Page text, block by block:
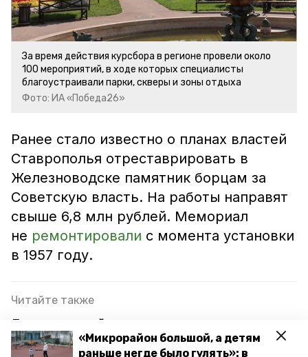
«Микрорайон большой, а детям
раньше негде было гулять»: в
За время действия курсбора в регионе провели около
100 мероприятий, в ходе которых специалисты
благоустраивали парки, скверы и зоны отдыха
Фото: ИА «Победа26»
Ранее стало известно о планах властей
Ставрополья отреставрировать в
Железноводске памятник борцам за
Советскую власть. На работы направят
свыше 6,8 млн рублей. Мемориал
не ремонтировали с момента установки
в 1957 году.
Читайте также
Лермонтовский сквер планируют
отреставрировать в Железноводске